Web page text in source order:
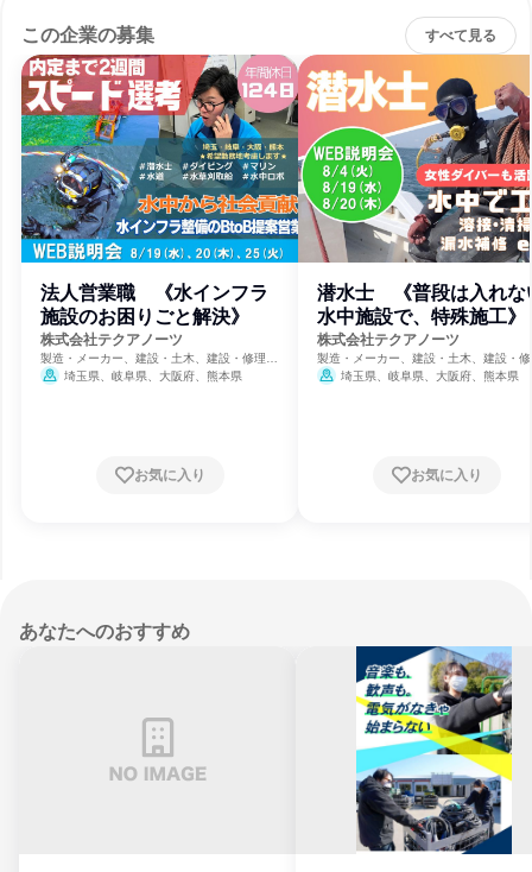
この企業の募集 すべて見る
法人営業職 《水インフラ
施設のお困りごと解決》
株式会社テクアノーツ
製造・メーカー、建設・土木、建設・修理・
メンテナンスサービス
埼玉県、岐阜県、大阪府、熊本県
お気に入り
潜水士 《普段は入れな
水中施設で、特殊施工》
株式会社テクアノーツ
製造・メーカー、建設・土木、建設・
メンテナンスサービス
埼玉県、岐阜県、大阪府、熊本県
お気に入り
あなたへのおすすめ